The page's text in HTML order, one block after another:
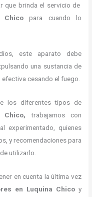
que brinda el servicio de
Chicopara cuando lo
este aparato debe
una sustancia de
cesando el fuego.
los diferentes tipos de
Chico, trabajamos con
experimentado, quienes
y recomendaciones para
utilizarlo.
en cuenta la última vez
en Luquina Chico y